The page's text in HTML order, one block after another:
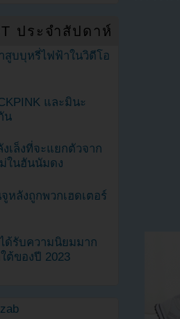
ประจำสัปดาห์
สูบบุหรี่ไฟฟ้าในวิดีโอ
และมินะ
น
เล็งที่จะแยกตัวจาก
ในฮันนัมดง
หลังถูกพวกเฮดเตอร์
ด้รับความนิยมมาก
ต้ของปี 2023